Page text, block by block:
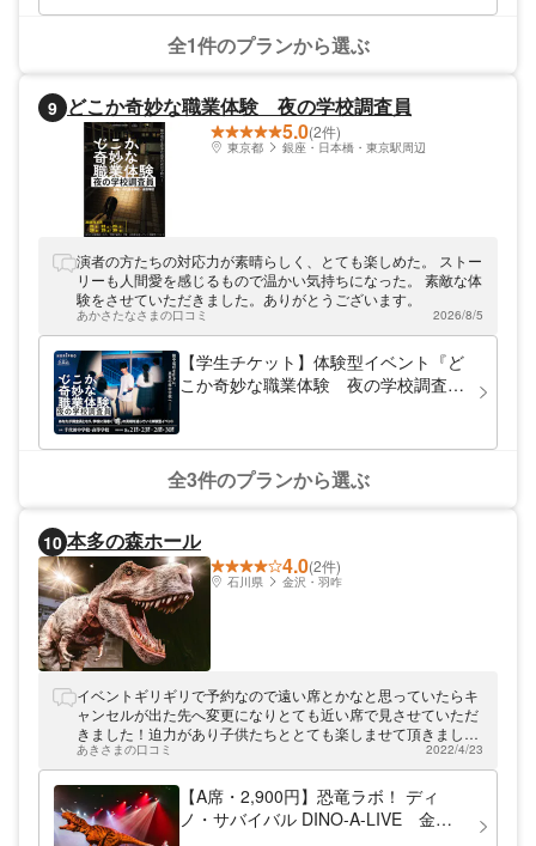
全1件のプランから選ぶ
9 どこか奇妙な職業体験 夜の学校調査員
5.0(2件)
東京都 銀座・日本橋・東京駅周辺
演者の方たちの対応力が素晴らしく、とても楽しめた。 ストー
リーも人間愛を感じるもので温かい気持ちになった。 素敵な体
験をさせていただきました。ありがとうございます。
あかさたなさまの口コミ 2026/8/5
【学生チケット】体験型イベント『ど
こか奇妙な職業体験 夜の学校調査
全3件のプランから選ぶ
10 本多の森ホール
4.0(2件)
石川県 金沢・羽咋
イベントギリギリで予約なので遠い席とかなと思っていたらキ
ャンセルが出た先へ変更になりとても近い席で見させていただ
きました！迫力があり子供たちととても楽しませて頂きまし
た！
あきさまの口コミ 2022/4/23
【A席・2,900円】恐竜ラボ！ ディ
ノ・サバイバル DINO-A-LIVE 金沢